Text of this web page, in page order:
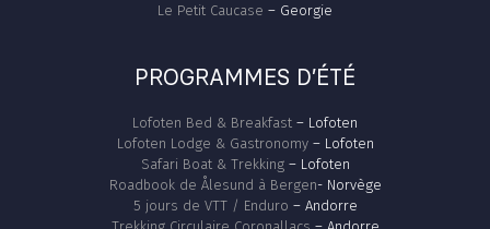
Le Petit Caucase – Georgie
PROGRAMMES D’ÉTÉ
Lofoten Bed & Breakfast – Lofoten
Lofoten Lodge & Gastronomy– Lofoten
Safari Boat & Trekking– Lofoten
Roadbook de Ålesund à Bergen- Norvège
5 jours de VTT / Enduro – Andorre